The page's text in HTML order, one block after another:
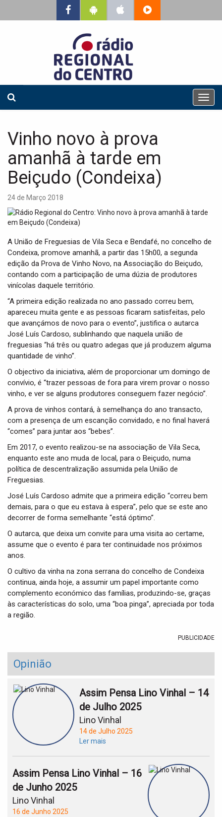
T
o
a
o
Vinho novo à prova
amanhã à tarde em
Beiçudo (Condeixa)
24 de Março 2018
A União de Freguesias de Vila Seca e Bendafé, no concelho de
Condeixa, promove amanhã, a partir das 15h00, a segunda
edição da Prova de Vinho Novo, na Associação do Beiçudo,
contando com a participação de uma dúzia de produtores
vinícolas daquele território.
“A primeira edição realizada no ano passado correu bem,
apareceu muita gente e as pessoas ficaram satisfeitas, pelo
que avançámos de novo para o evento”, justifica o autarca
José Luís Cardoso, sublinhando que naquela união de
freguesias “há três ou quatro adegas que já produzem alguma
quantidade de vinho”.
O objectivo da iniciativa, além de proporcionar um domingo de
convívio, é “trazer pessoas de fora para virem provar o nosso
vinho, e ver se alguns produtores conseguem fazer negócio”.
A prova de vinhos contará, à semelhança do ano transacto,
com a presença de um escanção convidado, e no final haverá
“comes” para juntar aos “bebes”.
Em 2017, o evento realizou-se na associação de Vila Seca,
enquanto este ano muda de local, para o Beiçudo, numa
política de descentralização assumida pela União de
Freguesias.
José Luís Cardoso admite que a primeira edição “correu bem
demais, para o que eu estava à espera”, pelo que se este ano
decorrer de forma semelhante “está óptimo”.
O autarca, que deixa um convite para uma visita ao certame,
assume que o evento é para ter continuidade nos próximos
anos.
O cultivo da vinha na zona serrana do concelho de Condeixa
continua, ainda hoje, a assumir um papel importante como
complemento económico das famílias, produzindo-se, graças
às características do solo, uma “boa pinga”, apreciada por toda
a região.
PUBLICIDADE
Opinião
Assim Pensa Lino Vinhal – 14
de Julho 2025
Lino Vinhal
14 de Julho 2025
Ler mais
Assim Pensa Lino Vinhal – 16
de Junho 2025
Lino Vinhal
16 de Junho 2025